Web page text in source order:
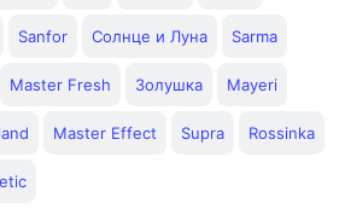
Sanfor Солнце и Луна Sarma
Master Fresh Золушка Mayeri
Master Effect Supra Rossinka